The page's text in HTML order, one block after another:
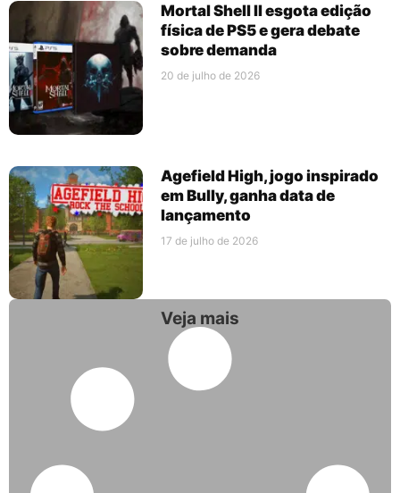
Mortal Shell II esgota edição
física de PS5 e gera debate
sobre demanda
20 de julho de 2026
Agefield High, jogo inspirado
em Bully, ganha data de
lançamento
17 de julho de 2026
Veja mais